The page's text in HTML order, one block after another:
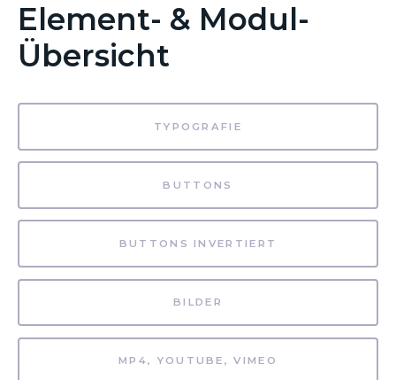
Element- & Modul-
Übersicht
TYPOGRAFIE
BUTTONS
BUTTONS INVERTIERT
BILDER
MP4, YOUTUBE, VIMEO